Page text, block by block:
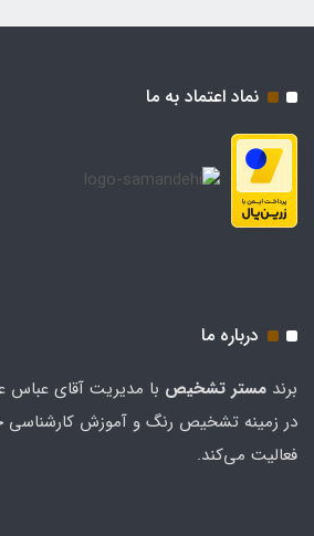
نماد اعتماد به ما
درباره ما
برند مستر تشخيص
در زمینه تشخیص رنگ و آموزش کارشناسی
فعالیت می‌کند.